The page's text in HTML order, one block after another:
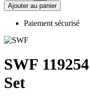
Ajouter au panier
Paiement sécurisé
SWF
Set